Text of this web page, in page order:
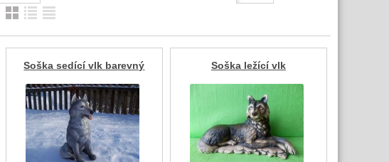
Soška sedící vlk barevný Soška ležící vlk